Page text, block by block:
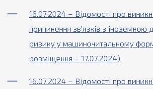
16.07.2024 – Відомості про
припинення зв’язків з
ризику у машиночитальному
розміщення – 17.07.2024)
16.07.2024 – Відомості про